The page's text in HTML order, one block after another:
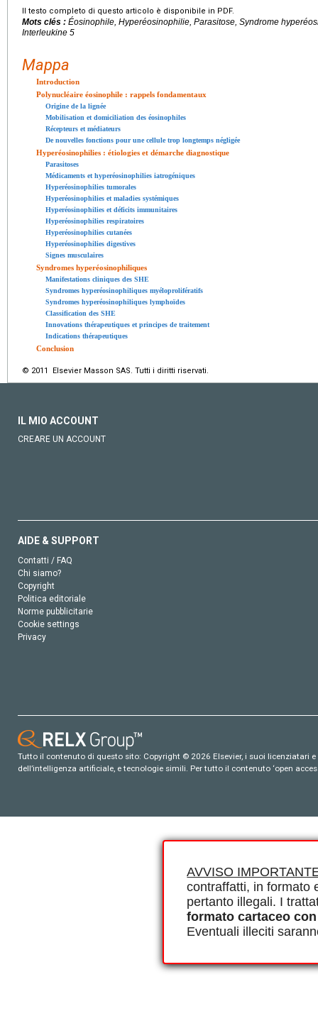
AVVISO
contraffatti, in formato
pertanto illegali. I
formato cartaceo
Eventuali illeciti
Il testo completo di questo articolo è disponibile in PDF.
Mots clés : Éosinophile, Hyperéosinophilie, Parasitose, Syndrome
Interleukine 5
Mappa
Introduction
Polynucléaire éosinophile : rappels fondamentaux
Origine de la lignée
Mobilisation et domiciliation des éosinophiles
Récepteurs et médiateurs
De nouvelles fonctions pour une cellule trop longtemps négligée
Hyperéosinophilies : étiologies et démarche diagnostique
Parasitoses
Médicaments et hyperéosinophilies iatrogéniques
Hyperéosinophilies tumorales
Hyperéosinophilies et maladies systémiques
Hyperéosinophilies et déficits immunitaires
Hyperéosinophilies respiratoires
Hyperéosinophilies cutanées
Hyperéosinophilies digestives
Signes musculaires
Syndromes hyperéosinophiliques
Manifestations cliniques des SHE
Syndromes hyperéosinophiliques myéloprolifératifs
Syndromes hyperéosinophiliques lymphoïdes
Classification des SHE
Innovations thérapeutiques et principes de traitement
Indications thérapeutiques
Conclusion
© 2011 Elsevier Masson SAS. Tutti i diritti riservati.
IL MIO ACCOUNT
CREARE UN ACCOUNT
AIDE & SUPPORT
Contatti / FAQ
Chi siamo?
Copyright
Politica editoriale
Norme pubblicitarie
Cookie settings
Privacy
Tutto il contenuto di questo sito: Copyright © 2026 Elsevier, i suoi
dell’intelligenza artificiale, e tecnologie simili. Per tutto il contenuto ‘open